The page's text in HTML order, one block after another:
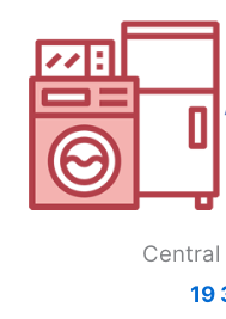
conteúdo
19